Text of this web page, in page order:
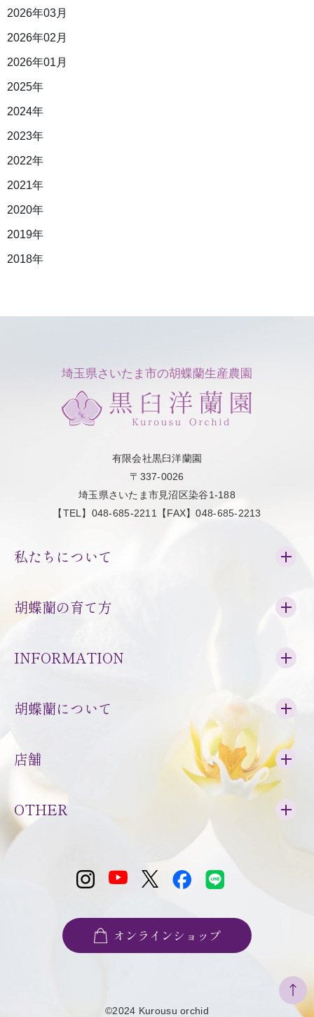
2026年03月
2026年02月
2026年01月
2025年
2024年
2023年
2022年
2021年
2020年
2019年
2018年
埼玉県さいたま市の胡蝶蘭生産農園
有限会社黒臼洋蘭園
〒337-0026
埼玉県さいたま市見沼区染谷1-188
【TEL】048-685-2211【FAX】048-685-2213
私たちについて
胡蝶蘭の育て方
INFORMATION
胡蝶蘭について
店舗
OTHER
オンラインショップ
©2024 Kurousu orchid